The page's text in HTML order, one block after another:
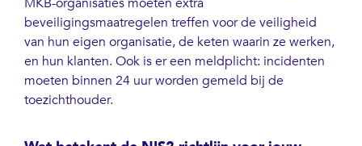
beveiligingsmaatregelen treffen voor de veiligheid
van hun eigen organisatie, de keten waarin ze werken,
en hun klanten. Ook is er een meldplicht: incidenten
moeten binnen 24 uur worden gemeld bij de
toezichthouder.